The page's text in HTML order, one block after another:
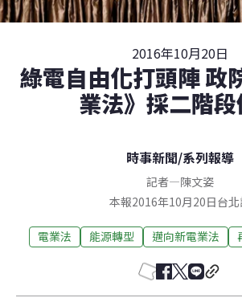
2016年10月20日
綠電自由化打頭陣 政
業法》採二階
時事新聞/系列報導
記者—陳文姿
本報2016年10月20日台
電業法 能源轉型 邁向新電業法